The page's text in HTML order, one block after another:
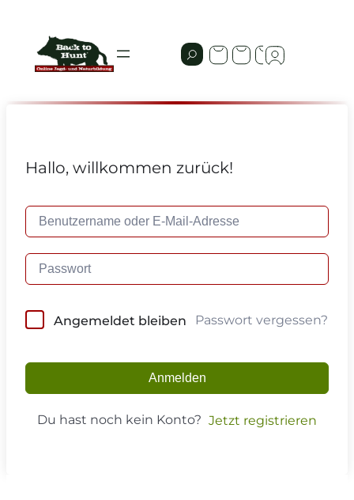
Hallo, willkommen zurück!
Angemeldet bleiben Passwort vergessen?
Anmelden
Du hast noch kein Konto? Jetzt registrieren